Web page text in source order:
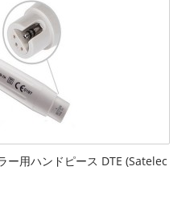
用ハンドピース DTE (Satelec